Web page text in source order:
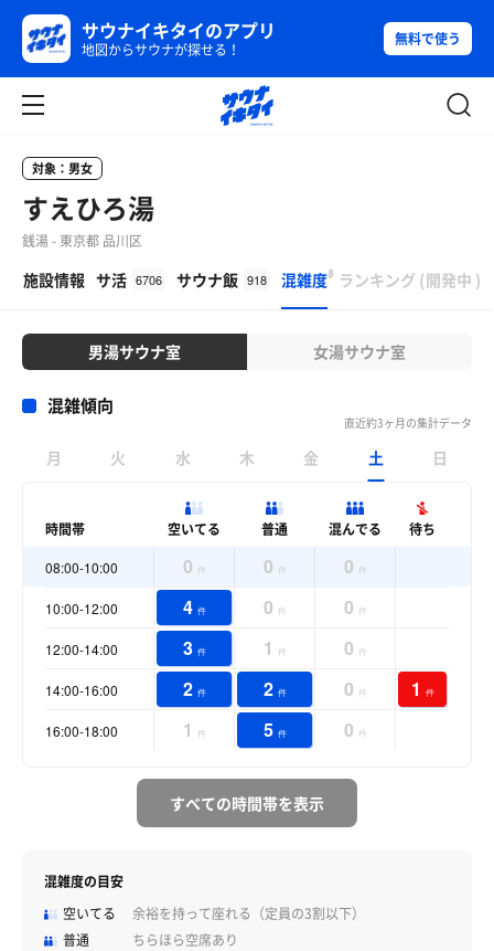
サウナイキタイのアプリ
地図からサウナが探せる！
無料で使う
対象：男女
すえひろ湯
銭湯 - 東京都 品川区
施設情報 サ活 6706 サウナ飯 918 混雑度β ランキング (開発中 )
男湯サウナ室 女湯サウナ室
混雑傾向
直近約3ヶ月の集計データ
月 火 水 木 金 土 日
時間帯 空いてる 普通 混んでる 待ち
08:00-10:00 0 件 0 件 0 件
10:00-12:00 4 件 0 件 0 件
12:00-14:00 3 件 1 件 0 件
14:00-16:00 2 件 2 件 0 件 1 件
16:00-18:00 1 件 5 件 0 件
すべての時間帯を表示
混雑度の目安
空いてる
余裕を持って座れる（定員の3割以下）
普通
ちらほら空席あり